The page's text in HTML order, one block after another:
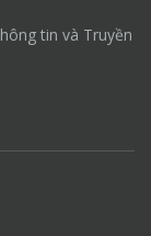
tin và Truyền